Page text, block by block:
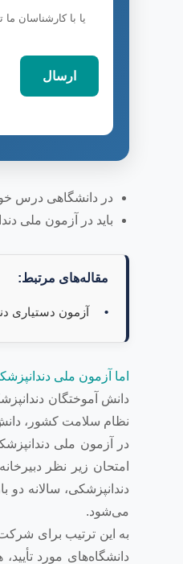
یا با کارشناسان ما تماس
در دانشگاهی درس
باید در آزمون ملی
مقاله‌های مرتبط:
آزمون دستیاری
اما آزمون ملی
دانش آموختگان
نظام سلامت کشور،
در آزمون ملی
امتحان زیر نظر
دندانپزشکی، سالانه
می‌شود.
به این ترتیب برای
دانشگاه‌های مورد